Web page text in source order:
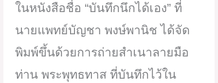
ในหนังสือชื่อ “บันทึกนึกได้เอง” ที่
นายแพทย์บัญชา พงษ์พานิช ได้จัด
พิมพ์ขึ้นด้วยการถ่ายสำเนาลายมือ
ท่าน พระพุทธทาส ที่บันทึกไว้ใน